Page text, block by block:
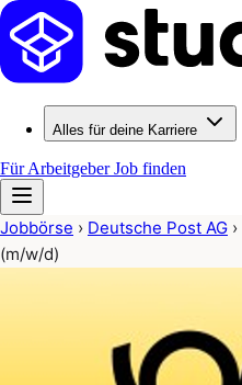
Alles für deine Karriere
Für ArbeitgeberJob finden
Jobbörse › Deutsche Post AG ›
(m/w/d)